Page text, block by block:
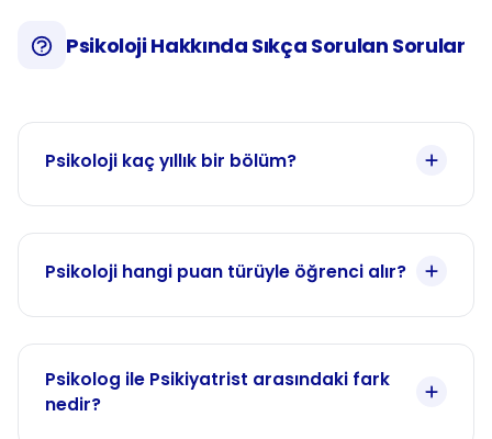
Psikoloji Hakkında Sıkça Sorulan Sorular
Psikoloji kaç yıllık bir bölüm?
Psikoloji hangi puan türüyle öğrenci alır?
Psikolog ile Psikiyatrist arasındaki fark
nedir?